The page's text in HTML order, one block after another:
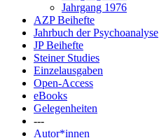
Jahrgang 1976
AZP Beihefte
Jahrbuch der Psychoanalyse
JP Beihefte
Steiner Studies
Einzelausgaben
Open-Access
eBooks
Gelegenheiten
---
Autor*innen